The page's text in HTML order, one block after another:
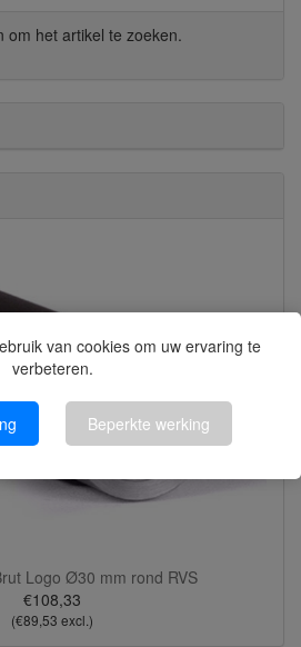
van cookies om uw ervaring te
verbeteren.
Beperkte werking
om het artikel te zoeken.
Logo Ø30 mm rond RVS
€108,33
(€89,53 excl.)